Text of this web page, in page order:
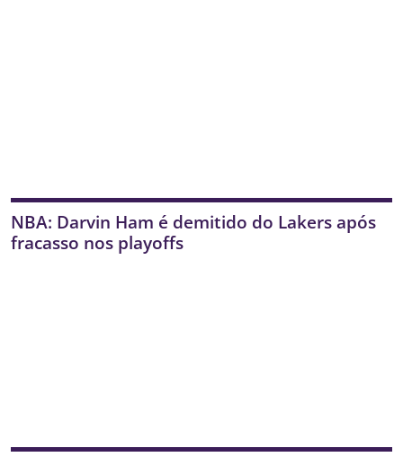
NBA: Darvin Ham é demitido do Lakers após
fracasso nos playoffs